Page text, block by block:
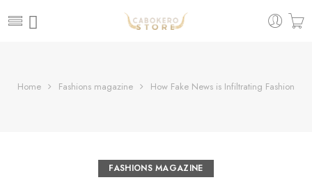
Home Fashions magazine How Fake News is Infiltrating Fashion
FASHIONS MAGAZINE